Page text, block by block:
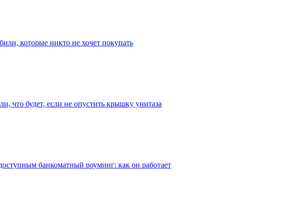
которые никто не хочет покупать
что будет, если не опустить крышку унитаза
банкоматный роуминг: как он работает